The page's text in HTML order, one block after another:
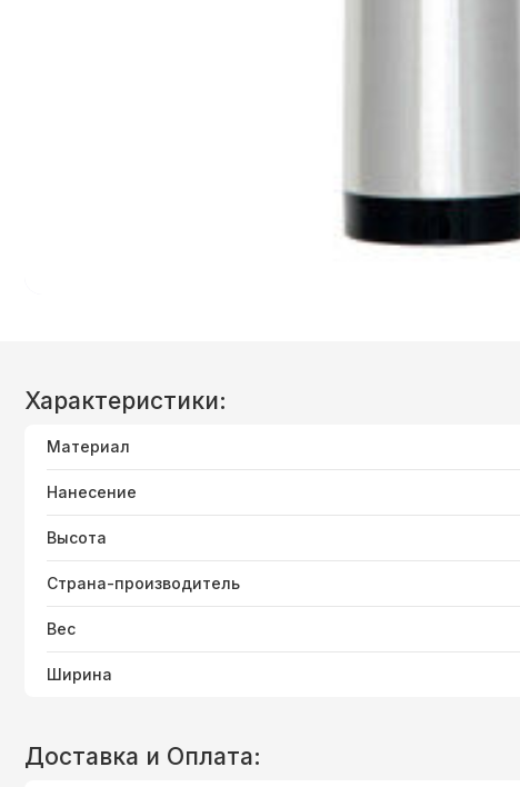
Характеристики:
Материал
Нанесение
Высота
Страна-производитель
Вес
Ширина
Доставка и Оплата: